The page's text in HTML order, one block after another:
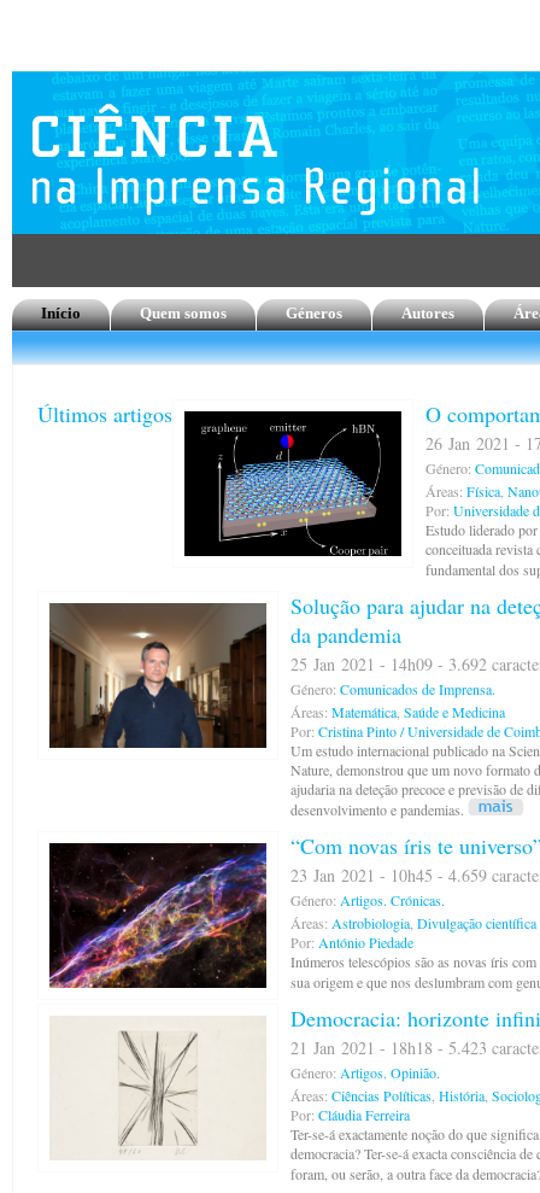
Início Quem somos Géneros Autores
Últimos artigos O
26 Jan 2021 -
Género:
Áreas: Física
Por: Universidade
Estudo liderado
conceituada revista
fundamental dos
Solução para ajudar na
da pandemia
25 Jan 2021 - 14h09 - 3.692
Género: Comunicados de Imprensa.
Áreas: Matemática Saúde e Medicina
Por: Cristina Pinto / Universidade de
Um estudo internacional publicado na
Nature, demonstrou que um novo formato
ajudaria na deteção precoce e previsão de
desenvolvimento e pandemias.
“Com novas íris te
23 Jan 2021 - 10h45 - 4.659
Género: Artigos. Crónicas.
Áreas: Astrobiologia Divulgação científica
Por: António Piedade
Inúmeros telescópios são as novas íris
sua origem e que nos deslumbram com
Democracia: horizonte
21 Jan 2021 - 18h18 - 5.423
Género: Artigos. Opinião.
Áreas: Ciências Políticas História
Por: Cláudia Ferreira
Ter-se-á exactamente noção do que
democracia? Ter-se-á exacta consciência
foram, ou serão, a outra face da